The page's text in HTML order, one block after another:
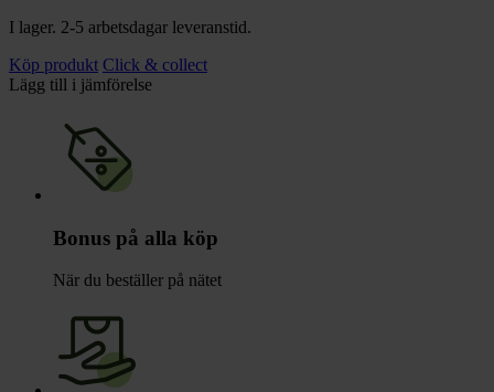
I lager. 2-5 arbetsdagar leveranstid.
Köp produkt Click & collect
Lägg till i jämförelse
Bonus på alla köp
När du beställer på nätet